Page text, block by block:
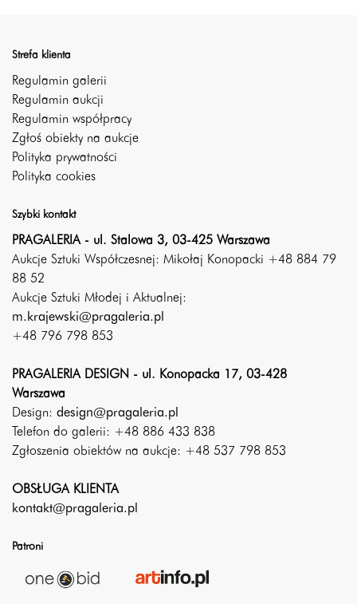
Strefa klienta
Regulamin galerii
Regulamin aukcji
Regulamin współpracy
Zgłoś obiekty na aukcje
Polityka prywatności
Polityka cookies
Szybki kontakt
PRAGALERIA - ul. Stalowa 3, 03-425 Warszawa
Aukcje Sztuki Współczesnej: Mikołaj Konopacki +48 884 79
88 52
Aukcje Sztuki Młodej i Aktualnej:
m.krajewski@pragaleria.pl
+48 796 798 853
PRAGALERIA DESIGN - ul. Konopacka 17, 03-428
Warszawa
Design: design@pragaleria.pl
Telefon do galerii: +48 886 433 838
Zgłoszenia obiektów na aukcje: +48 537 798 853
OBSŁUGA KLIENTA
kontakt@pragaleria.pl
Patroni